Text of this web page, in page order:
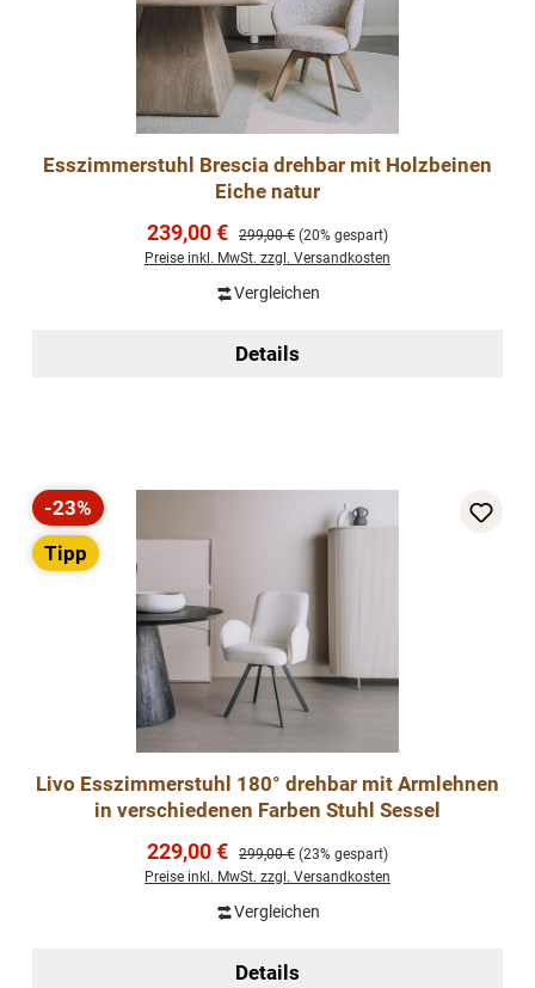
Esszimmerstuhl Brescia drehbar mit Holzbeinen
Eiche natur
Verkaufspreis:
239,00 € Regulärer Preis:
299,00 € (20% gespart)
Preise inkl. MwSt. zzgl. Versandkosten
Vergleichen
Details
Rabatt
-23%
Tipp
Livo Esszimmerstuhl 180° drehbar mit Armlehnen
in verschiedenen Farben Stuhl Sessel
Verkaufspreis:
229,00 € Regulärer Preis:
299,00 € (23% gespart)
Preise inkl. MwSt. zzgl. Versandkosten
Vergleichen
Details